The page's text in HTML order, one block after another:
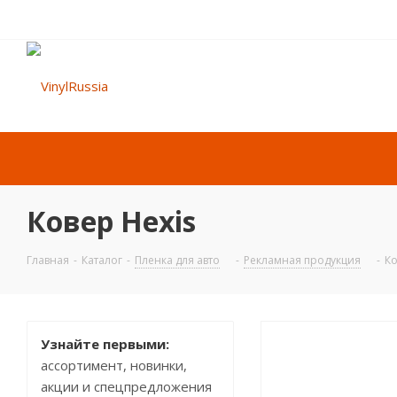
Ковер Hexis
Главная - Каталог - Пленка для авто - Рекламная продукция -
Узнайте первыми:
ассортимент, новинки,
акции и спецпредложения